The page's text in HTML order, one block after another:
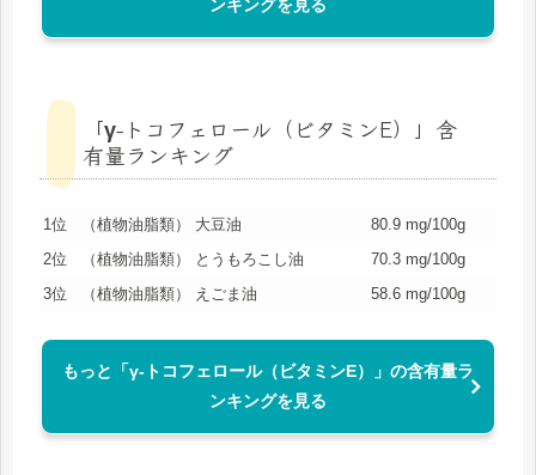
ンキングを見る
「γ-トコフェロール（ビタミンE）」含
有量ランキング
1位 （植物油脂類） 大豆油
80.9 mg/100g
2位
（植物油脂類） とうもろこし油
70.3 mg/100g
3位
（植物油脂類） えごま油 58.6 mg/100g
もっと「γ-トコフェロール（ビタミンE）」の含有量ラ
ンキングを見る